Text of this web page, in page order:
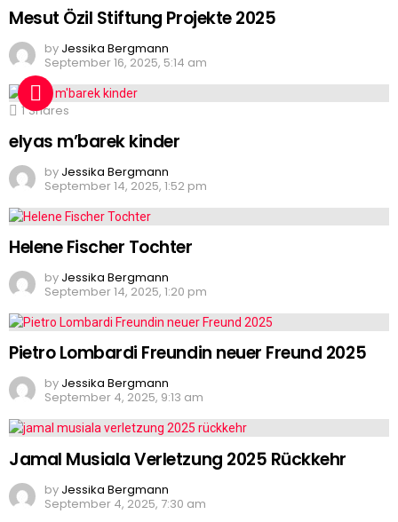
Mesut Özil Stiftung Projekte 2025
by Jessika Bergmann
September 16, 2025, 5:14 am
1 Shares
elyas m’barek kinder
by Jessika Bergmann
September 14, 2025, 1:52 pm
Helene Fischer Tochter
by Jessika Bergmann
September 14, 2025, 1:20 pm
Pietro Lombardi Freundin neuer Freund 2025
by Jessika Bergmann
September 4, 2025, 9:13 am
Jamal Musiala Verletzung 2025 Rückkehr
by Jessika Bergmann
September 4, 2025, 7:30 am